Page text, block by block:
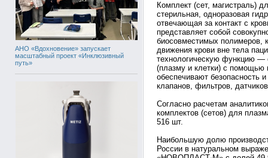
АНО «Вдохновение» запускает
масштабный проект «Инклюзивный
путь»
Комплект (сет, магистраль)
стерильная, одноразовая
отвечающая за контакт с
представляет собой
биосовместимых полимеров,
движения крови вне тела
технологическую функцию —
(плазму и клетки) с помощью
обеспечивают безопасность
клапанов, фильтров,
Согласно расчетам
комплектов (сетов) для
516 шт.
Наибольшую долю
России в натуральном